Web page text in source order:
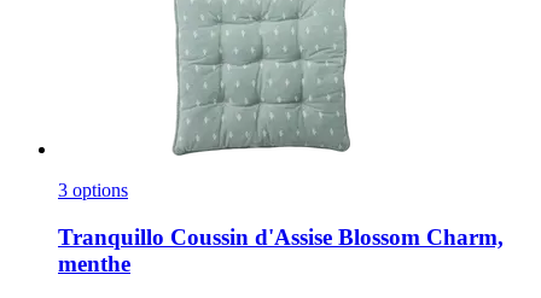
3 options
Tranquillo Coussin d'Assise Blossom Charm,
menthe